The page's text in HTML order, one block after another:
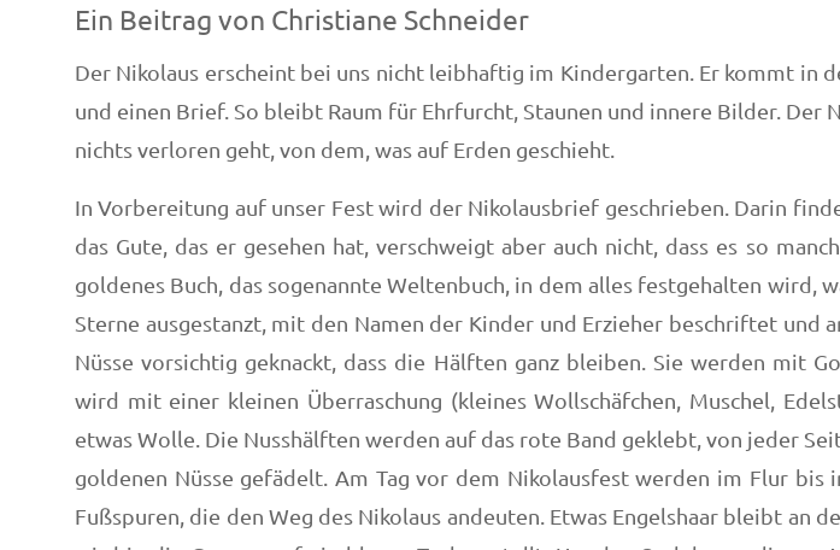
Ein Beitrag von Christiane Schneider
Der Nikolaus erscheint bei uns nicht leibhaftig im Kindergarten. Er kommt in
und einen Brief. So bleibt Raum für Ehrfurcht, Staunen und innere Bilder.
nichts verloren geht, von dem, was auf Erden geschieht.
In Vorbereitung auf unser Fest wird der Nikolausbrief geschrieben. Darin
das Gute, das er gesehen hat, verschweigt aber auch nicht, dass es so
goldenes Buch, das sogenannte Weltenbuch, in dem alles festgehalten wird,
Sterne ausgestanzt, mit den Namen der Kinder und Erzieher beschriftet
Nüsse vorsichtig geknackt, dass die Hälften ganz bleiben. Sie werden mit
wird mit einer kleinen Überraschung (kleines Wollschäfchen, Muschel,
etwas Wolle. Die Nusshälften werden auf das rote Band geklebt, von jeder
goldenen Nüsse gefädelt. Am Tag vor dem Nikolausfest werden im Flur
Fußspuren, die den Weg des Nikolaus andeuten. Etwas Engelshaar bleibt an